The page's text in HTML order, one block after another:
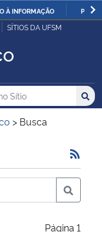
À INFORMAÇÃO
SÍTIOS DA UFSM
no no Sítio
> Busca
Página 1